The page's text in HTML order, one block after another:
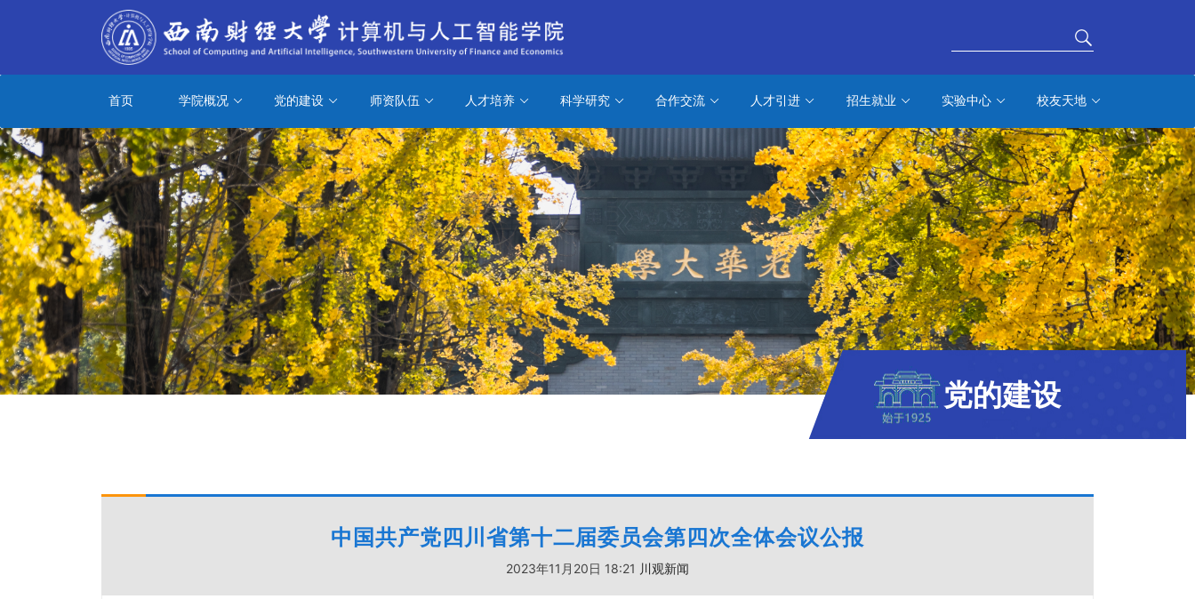
首页 学院概况 党的建设 师资队伍 人才培养 科学研究 合作交流 人才引进 招生就业 实验中心 校友天地
党的建设
中国共产党四川省第十二届委员会第四次全体会议公报
2023年11月20日 18:21 川观新闻